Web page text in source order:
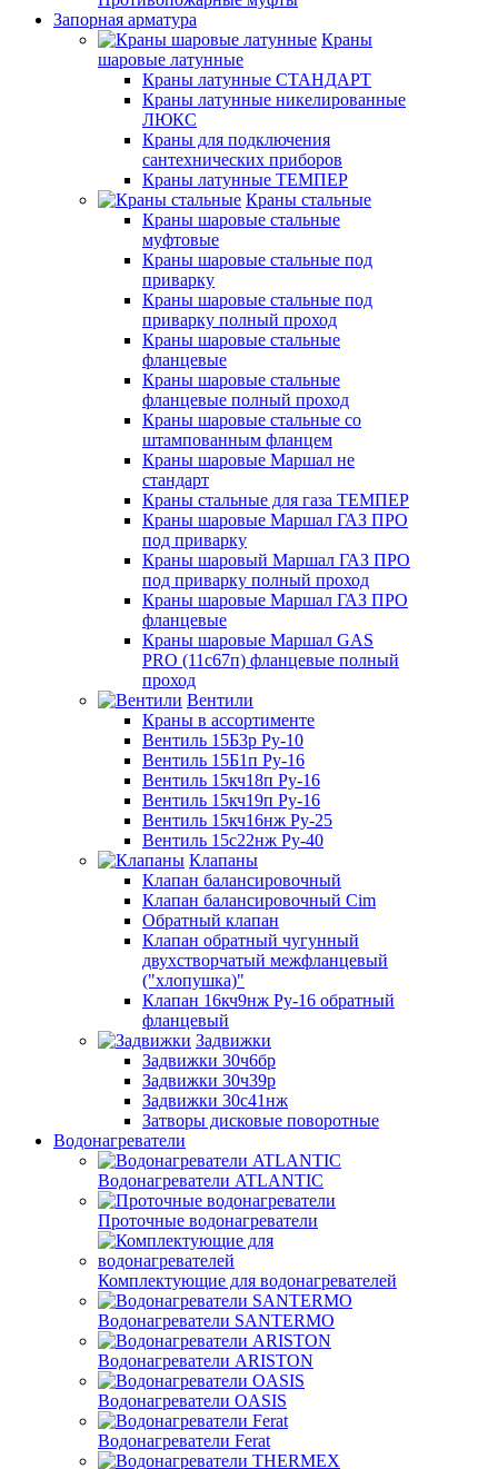
Запорная арматура
Краны
шаровые латунные
Краны латунные СТАНДАРТ
Краны латунные никелированные
ЛЮКС
Краны для подключения
сантехнических приборов
Краны латунные ТЕМПЕР
Краны стальные
Краны шаровые стальные
муфтовые
Краны шаровые стальные под
приварку
Краны шаровые стальные под
приварку полный проход
Краны шаровые стальные
фланцевые
Краны шаровые стальные
фланцевые полный проход
Краны шаровые стальные со
штампованным фланцем
Краны шаровые Маршал не
стандарт
Краны стальные для газа ТЕМПЕР
Краны шаровые Маршал ГАЗ ПРО
под приварку
Краны шаровый Маршал ГАЗ ПРО
под приварку полный проход
Краны шаровые Маршал ГАЗ ПРО
фланцевые
Краны шаровые Маршал GAS
PRO (11с67п) фланцевые полный
проход
Вентили
Краны в ассортименте
Вентиль 15Б3р Ру-10
Вентиль 15Б1п Ру-16
Вентиль 15кч18п Ру-16
Вентиль 15кч19п Ру-16
Вентиль 15кч16нж Ру-25
Вентиль 15с22нж Ру-40
Клапаны
Клапан балансировочный
Клапан балансировочный Cim
Обратный клапан
Клапан обратный чугунный
двухстворчатый межфланцевый
("хлопушка)"
Клапан 16кч9нж Ру-16 обратный
фланцевый
Задвижки
Задвижки 30ч6бр
Задвижки 30ч39р
Задвижки 30с41нж
Затворы дисковые поворотные
Водонагреватели
Водонагреватели ATLANTIC
Проточные водонагреватели
Комплектующие для водонагревателей
Водонагреватели SANTERMO
Водонагреватели ARISTON
Водонагреватели OASIS
Водонагреватели Ferat